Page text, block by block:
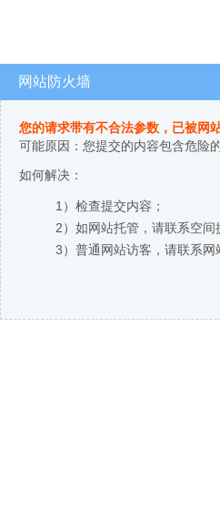
网站防火墙
您的请求带有不合法参数，已被网
可能原因：您提交的内容包含危险
如何解决：
1）检查提交内容；
2）如网站托管，请联系空间
3）普通网站访客，请联系网